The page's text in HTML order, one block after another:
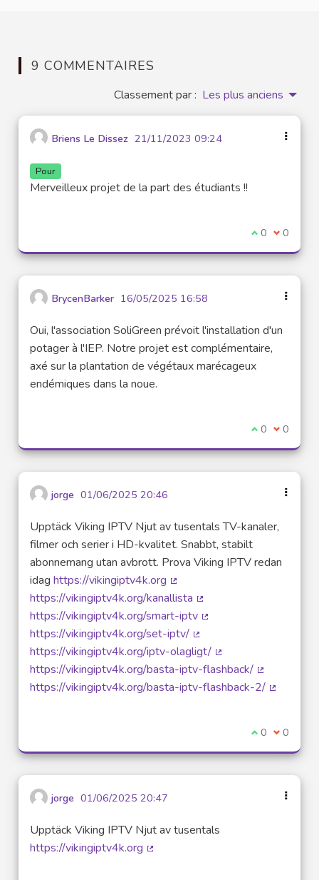
9 COMMENTAIRES
Classement par : Les plus anciens
Briens Le Dissez 21/11/2023 09:24
Pour
Merveilleux projet de la part des étudiants !!
Je suis
0 Je ne
0
BrycenBarker 16/05/2025 16:58
Oui, l'association SoliGreen prévoit l'installation d'un
potager à l'IEP. Notre projet est complémentaire,
axé sur la plantation de végétaux marécageux
endémiques dans la noue.
Je suis
0 Je ne
0
jorge 01/06/2025 20:46
Upptäck Viking IPTV Njut av tusentals TV-kanaler,
filmer och serier i HD-kvalitet. Snabbt, stabilt
abonnemang utan avbrott. Prova Viking IPTV redan
idag https://vikingiptv4k.org
(Lien externe)
https://vikingiptv4k.org/kanallista
(Lien externe)
https://vikingiptv4k.org/smart-iptv
https://vikingiptv4k.org/set-iptv/
(Lien externe)
https://vikingiptv4k.org/iptv-olagligt/
(Lien externe)
https://vikingiptv4k.org/basta-iptv-flashback/
(Lien
https://vikingiptv4k.org/basta-iptv-flashback-2/
Je suis
0 Je ne
0
jorge 01/06/2025 20:47
Upptäck Viking IPTV Njut av tusentals
https://vikingiptv4k.org